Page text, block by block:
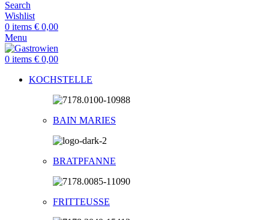
Search
Wishlist
0 items € 0,00
Menu
0 items € 0,00
KOCHSTELLE
BAIN MARIES
BRATPFANNE
FRITTEUSSE